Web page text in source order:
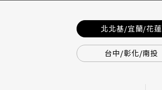
北北基/宜蘭/花蓮
台中/彰化/南投